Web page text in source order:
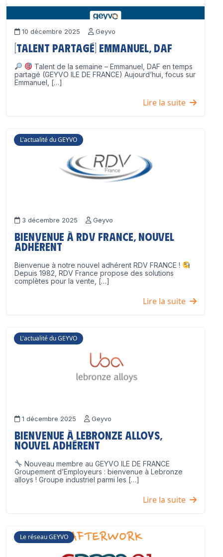
10 décembre 2025 Geyvo
[Talent partagé] Emmanuel, DAF
Talent de la semaine – Emmanuel, DAF en temps
partagé (GEYVO ILE DE FRANCE) Aujourd’hui, focus sur
Emmanuel, […]
Lire la suite
L'actualité du GEYVO
3 décembre 2025 Geyvo
Bienvenue à RDV France, nouvel
adhérent
Bienvenue à notre nouvel adhérent RDV FRANCE !
Depuis 1982, RDV France propose des solutions
complètes pour la vente, […]
Lire la suite
L'actualité du GEYVO
1 décembre 2025 Geyvo
Bienvenue à Lebronze Alloys,
nouvel adhérent
Nouveau membre au GEYVO ILE DE FRANCE
Groupement d’Employeurs : bienvenue à Lebronze
alloys ! Groupe industriel parmi les […]
Lire la suite
Le réseau GEYVO